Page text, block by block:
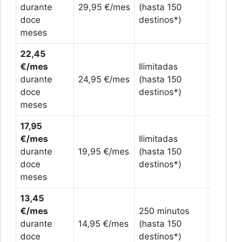
durante
doce
meses
29,95 €/mes
(hasta 150
destinos*)
22,45
€/mes
durante
doce
meses
24,95 €/mes
Ilimitadas
(hasta 150
destinos*)
17,95
€/mes
durante
doce
meses
19,95 €/mes
Ilimitadas
(hasta 150
destinos*)
13,45
€/mes
durante
doce
14,95 €/mes
250 minutos
(hasta 150
destinos*)